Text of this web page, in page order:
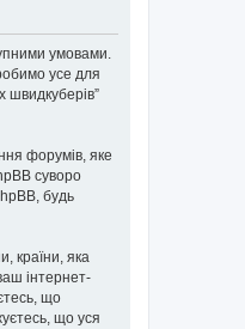
умовами.
усе для
швидкуберів”
форумів, яке
суворо
будь
країни, яка
інтернет-
що
що уся